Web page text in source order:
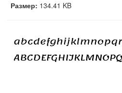
Размер: 134.41 KB